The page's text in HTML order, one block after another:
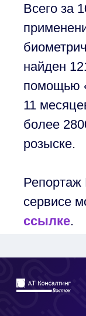
Всего за
найден
помощью
11
более
розыске.
Репортаж
сервисе
ссылке.